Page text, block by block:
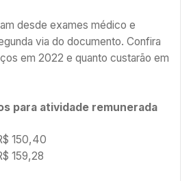
desde exames médico e
via do documento. Confira
em 2022 e quanto custarão em
para atividade remunerada
150,40
159,28